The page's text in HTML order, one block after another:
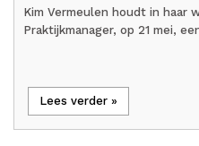
Kim Vermeulen houdt in haar
Praktijkmanager, op 21 mei,
Lees verder »